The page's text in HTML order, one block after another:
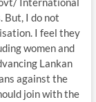
But, I do not
I feel they
women and
Lankan
against the
join with the